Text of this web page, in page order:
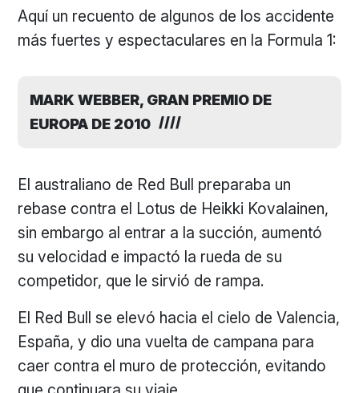
Aquí un recuento de algunos de los accidente
más fuertes y espectaculares en la Formula 1:
MARK WEBBER, GRAN PREMIO DE
EUROPA DE 2010
El australiano de Red Bull preparaba un
rebase contra el Lotus de Heikki Kovalainen,
sin embargo al entrar a la succión, aumentó
su velocidad e impactó la rueda de su
competidor, que le sirvió de rampa.
El Red Bull se elevó hacia el cielo de Valencia,
España, y dio una vuelta de campana para
caer contra el muro de protección, evitando